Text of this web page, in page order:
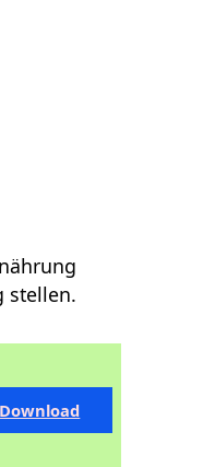
stellen.
Download